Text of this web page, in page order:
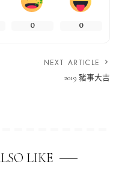
0 0
NEXT ARTICLE
2019 豬事大吉
LIKE